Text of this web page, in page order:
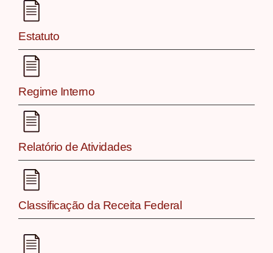
Estatuto
Regime Interno
Relatório de Atividades
Classificação da Receita Federal